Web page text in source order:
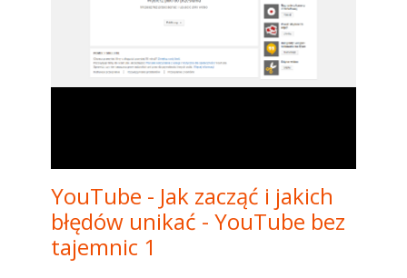
YouTube - Jak zacząć i jakich
błędów unikać - YouTube bez
tajemnic 1